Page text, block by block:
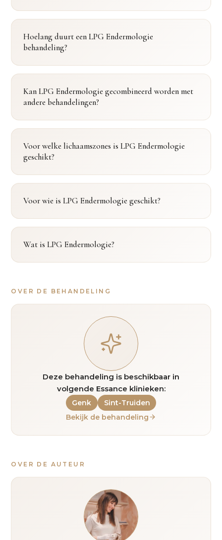
Hoelang duurt een LPG Endermologie
behandeling?
Kan LPG Endermologie gecombineerd worden met
andere behandelingen?
Voor welke lichaamszones is LPG Endermologie
geschikt?
Voor wie is LPG Endermologie geschikt?
Wat is LPG Endermologie?
OVER DE BEHANDELING
Deze behandeling is beschikbaar in
volgende Essance klinieken:
Genk
Sint-Truiden
Bekijk de behandeling
OVER DE AUTEUR